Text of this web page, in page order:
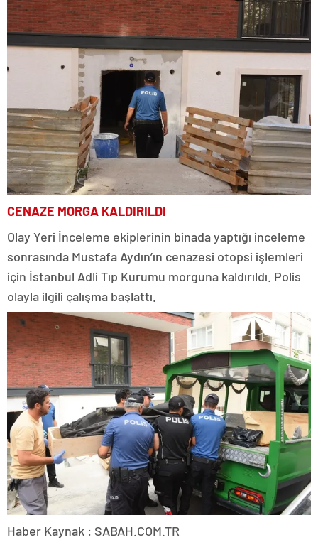
CENAZE MORGA KALDIRILDI
Olay Yeri İnceleme ekiplerinin binada yaptığı inceleme
sonrasında Mustafa Aydın’ın cenazesi otopsi işlemleri
için İstanbul Adli Tıp Kurumu morguna kaldırıldı. Polis
olayla ilgili çalışma başlattı.
Haber Kaynak : SABAH.COM.TR